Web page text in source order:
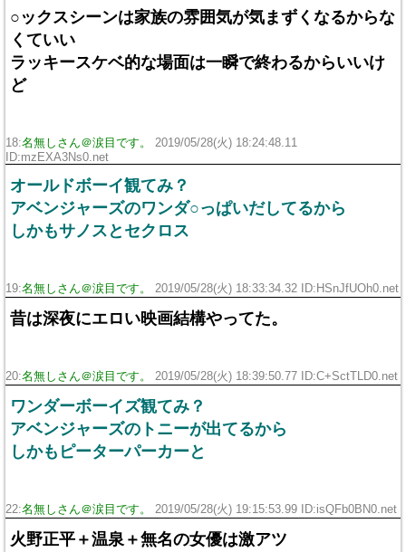
○ックスシーンは家族の雰囲気が気まずくなるからな
くていい
ラッキースケベ的な場面は一瞬で終わるからいいけ
ど
18:名無しさん＠涙目です。
2019/05/28(火) 18:24:48.11
ID:mzEXA3Ns0.net
オールドボーイ観てみ？
アベンジャーズのワンダ○っぱいだしてるから
しかもサノスとセクロス
19:名無しさん＠涙目です。 2019/05/28(火) 18:33:34.32 ID:HSnJfUOh0.net
昔は深夜にエロい映画結構やってた。
20:名無しさん＠涙目です。 2019/05/28(火) 18:39:50.77 ID:C+SctTLD0.net
ワンダーボーイズ観てみ？
アベンジャーズのトニーが出てるから
しかもピーターパーカーと
22:名無しさん＠涙目です。 2019/05/28(火) 19:15:53.99 ID:isQFb0BN0.net
火野正平＋温泉＋無名の女優は激アツ